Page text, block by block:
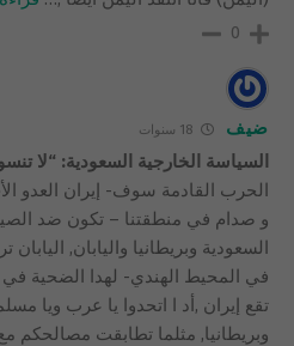
0
ضيف 18 سنوات
السياسة الخارجية السعودية: “لا
الحرب القادمة سوف- إيران العدو
و صدام في منطقتنا – تكون ضد
السعودية وبريطانيا واليابان, اليابان
في المحيط الهندي- لهدا الضحية
تقع إيران ,أد ا اتحدوا يا عرب ويا
وبريطانيا, مثلما تطابقت مصالحكم